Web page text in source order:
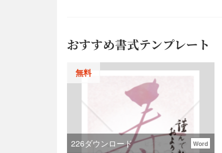
おすすめ書式テンプレート
無料
226ダウンロード Word